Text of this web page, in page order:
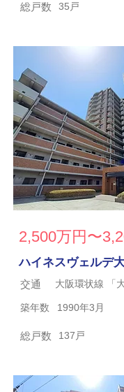
総戸数 35戸
2,500万円〜
ハイネスヴェルデ
交通 大阪環状線 「
築年数 1990年3月
総戸数 137戸